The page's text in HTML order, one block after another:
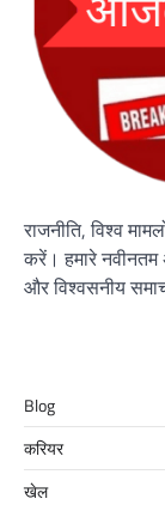
राजनीति, विश्व
करें। हमारे
और विश्वसनीय
Blog
करियर
खेल